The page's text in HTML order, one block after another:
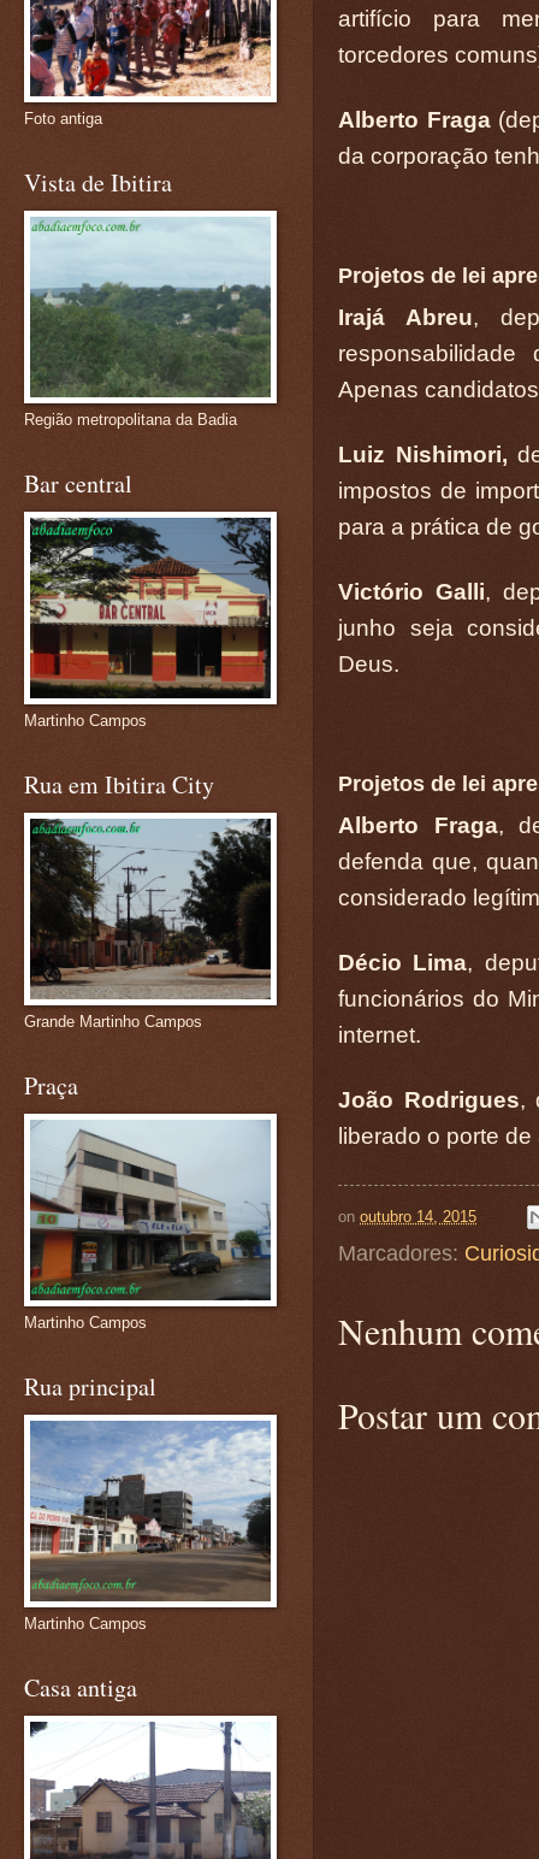
artifício para
torcedores
Alberto Fraga
da corporação
Projetos de lei
Irajá Abreu,
Apenas
Luiz Nishimori,
impostos de
para a prática de
Victório Galli,
junho seja
Deus.
Projetos de lei
Alberto Fraga,
defenda que,
considerado
Décio Lima,
funcionários do
internet.
João Rodrigues,
liberado o porte
on outubro 14, 2015
Marcadores:
Nenhum
Postar um
Foto antiga
Vista de Ibitira
Região metropolitana da Badia
Bar central
Martinho Campos
Rua em Ibitira City
Grande Martinho Campos
Praça
Martinho Campos
Rua principal
Martinho Campos
Casa antiga